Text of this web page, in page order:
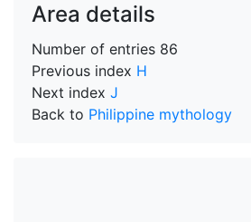
Area details
Number of entries 86
Previous index H
Next index J
Back to Philippine mythology